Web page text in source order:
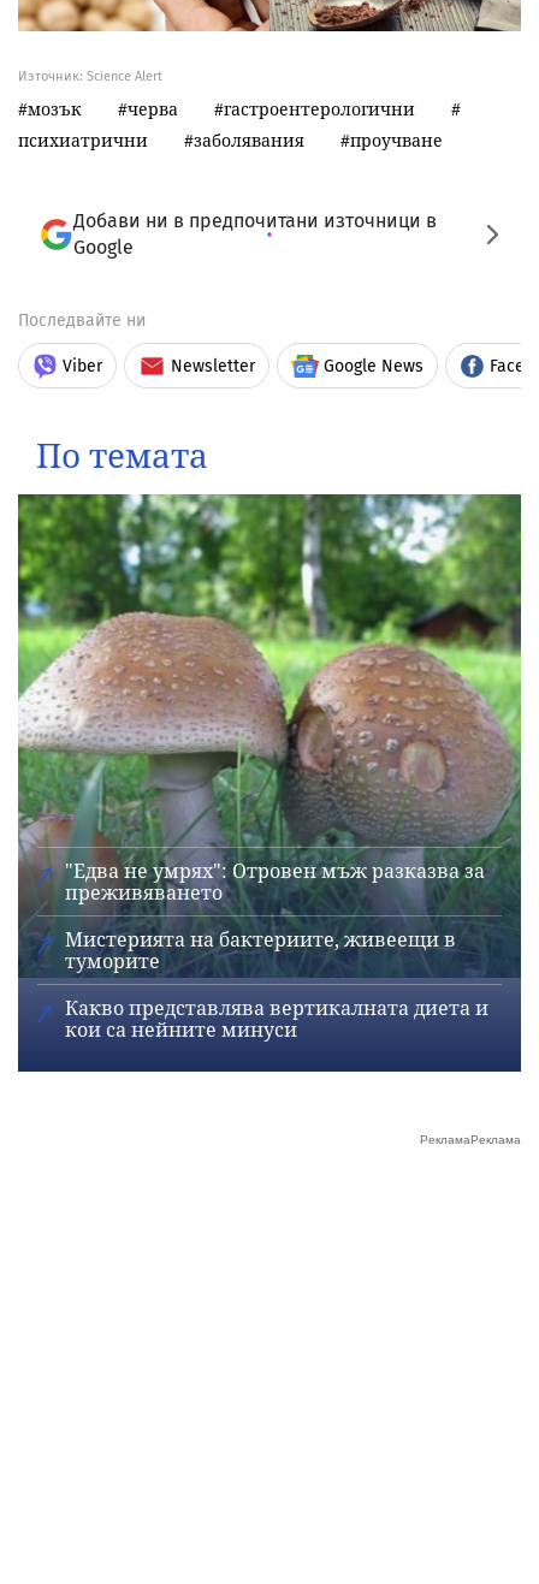
Източник: Science Alert
мозък черва
гастроентерологични
психиатрични
заболявания проучване
Добави ни в предпочитани източници в
Google
Последвайте ни
Viber Newsletter Google News
По темата
"Едва не умрях": Отровен мъж разказва за
преживяването
Мистерията на бактериите, живеещи в
туморите
Какво представлява вертикалната диета и
кои са нейните минуси